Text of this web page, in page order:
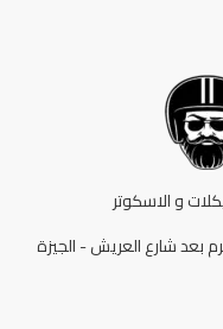
و الاسكوتر
بعد شارع العريش - الجيزة